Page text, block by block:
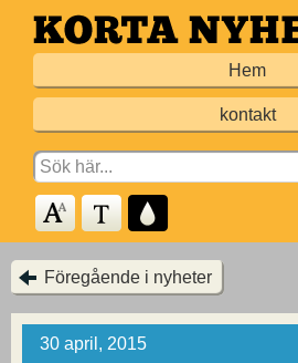
Hoppa
till
Hem
kontakt
Search
for:
Föregående i nyheter
30 april, 2015